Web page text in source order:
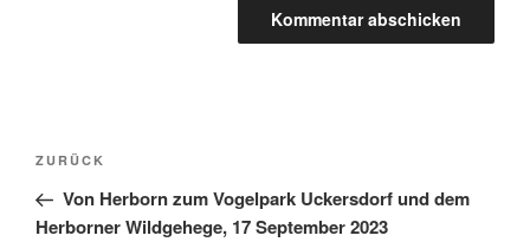
Beitragsnavigation
Vorheriger
Beitrag
ZURÜCK
Von Herborn zum Vogelpark Uckersdorf und dem
Herborner Wildgehege, 17 September 2023